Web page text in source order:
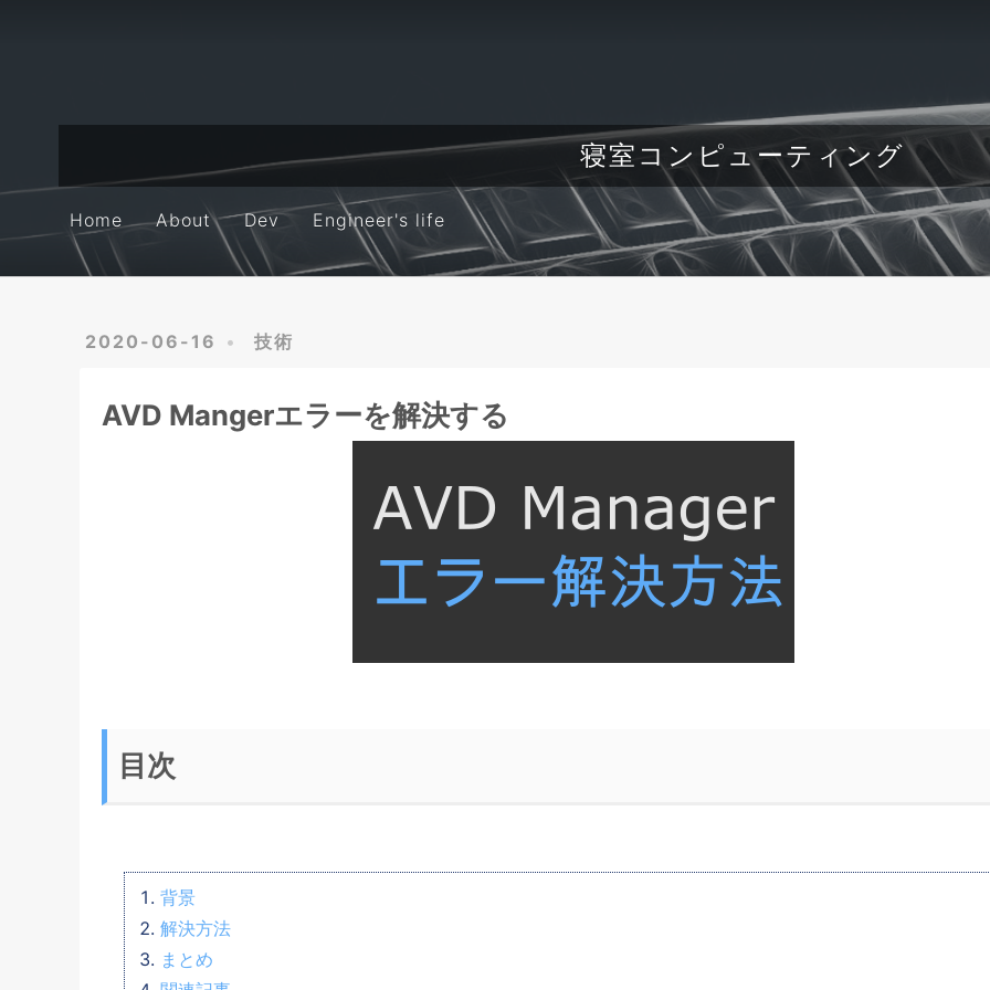
寝室コンピューティング
Home About Dev Engineer's life
2020-06-16 技術
AVD Mangerエラーを解決する
目次
背景
解決方法
まとめ